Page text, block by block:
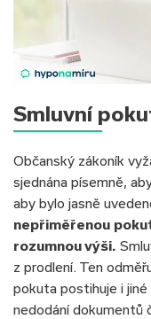
Smluvní
Občanský zákoník
sjednána písemně,
aby bylo jasně
nepřiměřenou
rozumnou výši.
z prodlení. Ten
pokuta postihuje i
nedodání dokumentů